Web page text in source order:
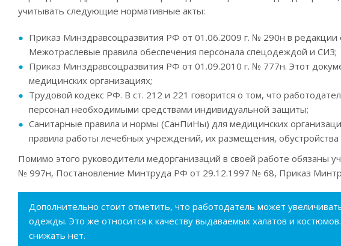
учитывать следующие нормативные акты:
Приказ Минздравсоцразвития РФ от 01.06.2009 г. № 290н в
Межотраслевые правила обеспечения персонала спецодеждой и СИЗ;
Приказ Минздравсоцразвития РФ от 01.09.2010 г. № 777н. Этот
медицинских организациях;
Трудовой кодекс РФ. В ст. 212 и 221 говорится о том, что
персонал необходимыми средствами индивидуальной защиты;
Санитарные правила и нормы (СанПиНы) для медицинских
правила работы лечебных учреждений, их размещения, обустройства
Помимо этого руководители медорганизаций в своей работе обязаны
№ 997н, Постановление Минтруда РФ от 29.12.1997 № 68, Приказ
Дополнительно стоит отметить, что работодатель может
одежды. Это же относится к качеству выдаваемых халатов и
снижать нет.